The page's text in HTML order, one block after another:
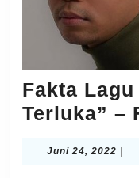
Fakta
Terluka” –
Juni 24, 2022 Juni